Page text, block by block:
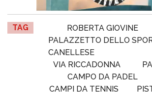
TAG
ROBERTA GIOVINE
PALAZZETTO DELLO
CANELLESE
VIA RICCADONNA
CAMPO DA PADEL
CAMPI DA TENNIS